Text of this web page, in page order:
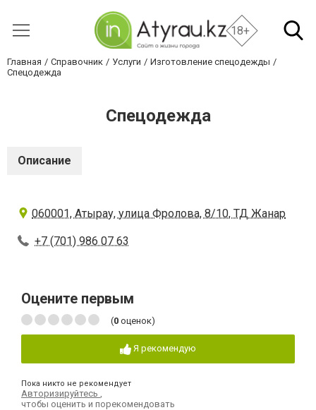
18+
Главная Справочник Услуги
Изготовление спецодежды
Спецодежда
Спецодежда
Описание
060001, Атырау, улица Фролова, 8/10, ТД Жанар
+7 (701) 986 07 63
Оцените первым
(0 оценок)
Я рекомендую
Пока никто не рекомендует
Авторизируйтесь
чтобы оценить и порекомендовать